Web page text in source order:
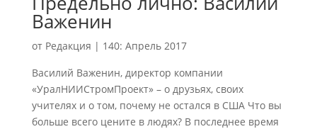
Важенин
от Редакция | 140: Апрель 2017
Василий Важенин, директор компании
«УралНИИСтромПроект» – о друзьях, своих
учителях и о том, почему не остался в США Что вы
больше всего цените в людях? В последнее время